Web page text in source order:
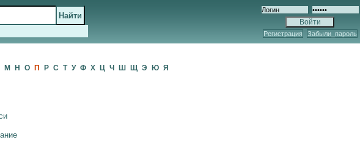
Регистрация Забыли_пароль
М Н О П Р С Т У Ф Х Ц Ч Ш Щ Э Ю Я